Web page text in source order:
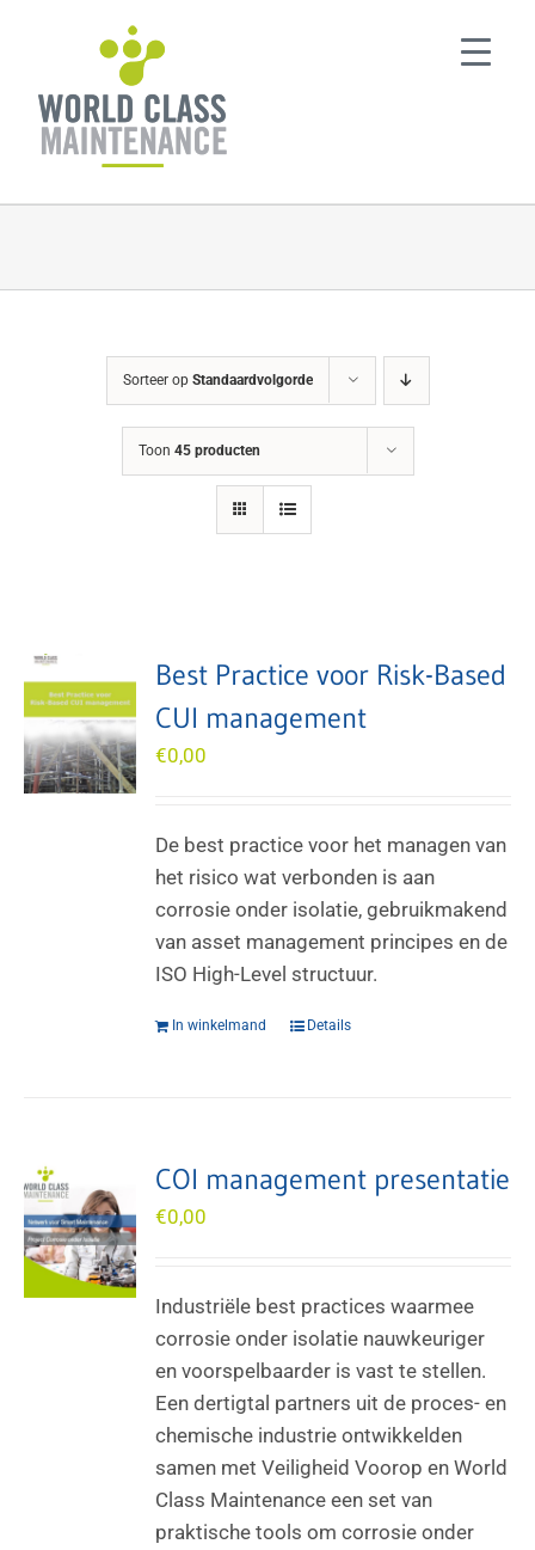
Sorteer op Standaardvolgorde
Toon 45 producten
Best Practice voor Risk-Based
CUI management
€0,00
De best practice voor het managen van
het risico wat verbonden is aan
corrosie onder isolatie, gebruikmakend
van asset management principes en de
ISO High-Level structuur.
In winkelmand Details
COI management presentatie
€0,00
Industriële best practices waarmee
corrosie onder isolatie nauwkeuriger
en voorspelbaarder is vast te stellen.
Een dertigtal partners uit de proces- en
chemische industrie ontwikkelden
samen met Veiligheid Voorop en World
Class Maintenance een set van
praktische tools om corrosie onder